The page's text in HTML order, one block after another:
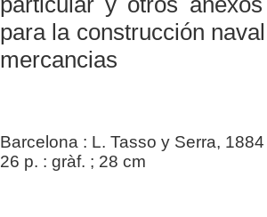
para la construcción
mercancias
Barcelona : L. Tasso y Serra, 1884
26 p. : gràf. ; 28 cm